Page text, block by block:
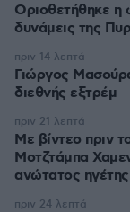
Οριοθετήθηκε η
δυνάμεις της
Γιώργος
διεθνής εξτρέμ
πριν 14 λεπτά
Με βίντεο πριν
Μοτζτάμπα
ανώτατος
πριν 21 λεπτά
πριν 24 λεπτά